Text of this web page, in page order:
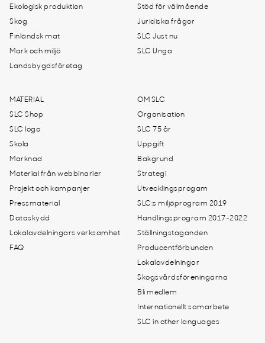
Ekologisk produktion
Skog
Finländsk mat
Mark och miljö
Landsbygdsföretag
Stöd för välmående
Juridiska frågor
SLC Just nu
SLC Unga
MATERIAL
SLC Shop
SLC logo
Skola
Marknad
Material från webbinarier
Projekt och kampanjer
Pressmaterial
Dataskydd
Lokalavdelningars verksamhet
FAQ
OM SLC
Organisation
SLC 75 år
Uppgift
Bakgrund
Strategi
Utvecklingsprogam
SLC:s miljöprogram 2019
Handlingsprogram 2017-2022
Ställningstaganden
Producentförbunden
Lokalavdelningar
Skogsvårdsföreningarna
Bli medlem
Internationellt samarbete
SLC in other languages